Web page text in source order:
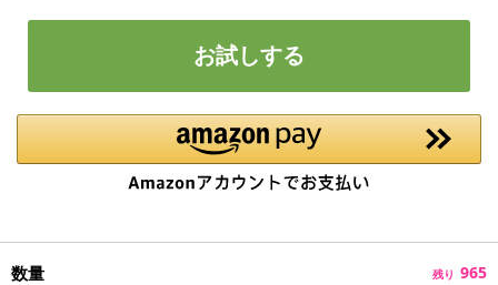
お試しする
数量 残り 965